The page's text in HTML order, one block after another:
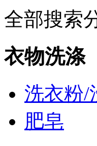
全部搜索
衣物洗涤
洗衣粉/
肥皂